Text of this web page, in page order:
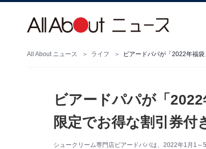
All About ニュース ライフ ビアードパパが「2022年福
ビアードパパが「
限定でお得な割引券付
シュークリーム専門店ビアードパパは、2022年1月1